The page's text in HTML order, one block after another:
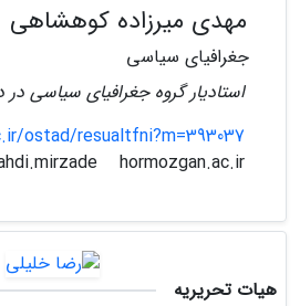
مهدی میرزاده کوهشاهی
جغرافیای سیاسی
استادیار گروه جغرافیای سیاسی در
ostad/resualtfni?m=393037
hormozgan.ac.ir
هیات تحریریه